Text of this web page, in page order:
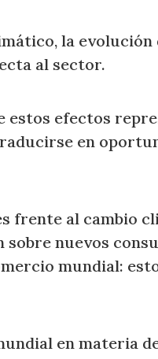
la
al sector.
estos efectos
en
frente al cambio
nuevos
mundial:
en materia